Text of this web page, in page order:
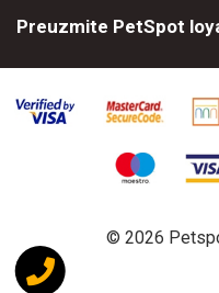
Preuzmite PetSpot
© 2026